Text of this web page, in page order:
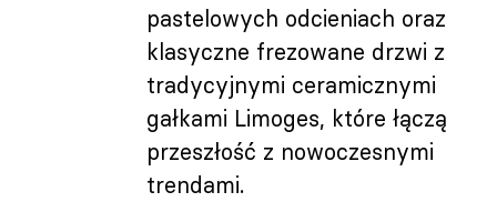
pastelowych odcieniach oraz
klasyczne frezowane drzwi z
tradycyjnymi ceramicznymi
gałkami Limoges, które łączą
przeszłość z nowoczesnymi
trendami.